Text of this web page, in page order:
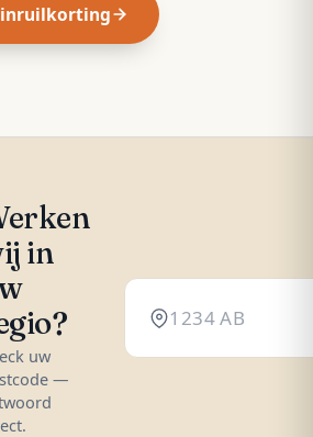
in
uw
—